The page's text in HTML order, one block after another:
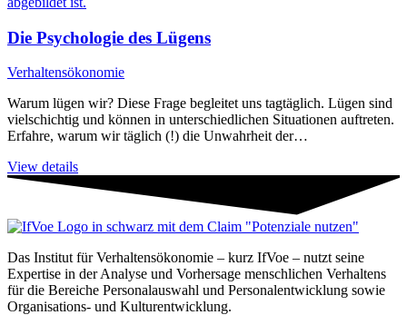
Die Psychologie des Lügens
Verhaltensökonomie
Warum lügen wir? Diese Frage begleitet uns tagtäglich. Lügen sind
vielschichtig und können in unterschiedlichen Situationen auftreten.
Erfahre, warum wir täglich (!) die Unwahrheit der…
View details
Das Institut für Verhaltensökonomie – kurz IfVoe – nutzt seine
Expertise in der Analyse und Vorhersage menschlichen Verhaltens
für die Bereiche Personal­auswahl und Personal­entwicklung sowie
Organisations- und Kultur­entwicklung.